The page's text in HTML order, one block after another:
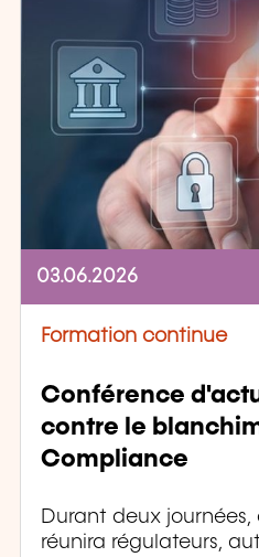
03.06.2026
Formation continue
Conférence
contre le
Compliance
Durant deux
réunira régulateurs,